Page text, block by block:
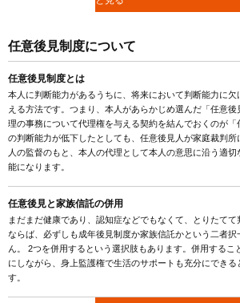
任意後見制度について
任意後見制度とは
本人に判断能力があるうちに、将来において判断能力に
える方法です。つまり、本人があらかじめ選んだ「任意
理の事務について代理権を与える契約を結んでおくのが「
の判断能力が低下したとしても、任意後見人が家庭裁判
人の監督のもと、本人の代理として本人の意思に沿う適
能になります。
任意後見と家族信託の併用
まだまだ健康であり、認知症などでもなくて、とりたて
ならば、必ずしも成年後見制度か家族信託かという二者
ん。 2つを併用するという選択肢もあります。併用するこ
にしながら、身上監護権で生活のサポートも充分にできる
す。